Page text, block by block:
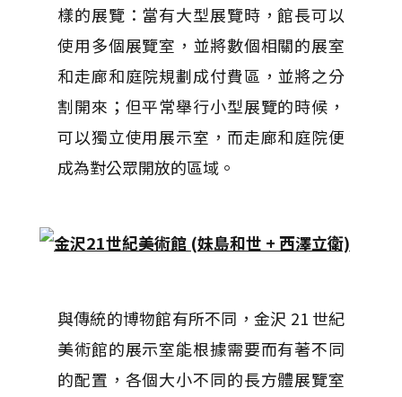
樣的展覽：當有大型展覽時，館長可以
使用多個展覽室，並將數個相關的展室
和走廊和庭院規劃成付費區，並將之分
割開來；但平常舉行小型展覽的時候，
可以獨立使用展示室，而走廊和庭院便
成為對公眾開放的區域。
與傳統的博物館有所不同，金沢 21 世紀
美術館的展示室能根據需要而有著不同
的配置，各個大小不同的長方體展覽室